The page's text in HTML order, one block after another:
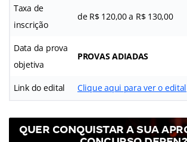
Taxa de
inscrição
de R$ 120,00 a R$ 130,00
Data da prova
objetiva
PROVAS ADIADAS
Link do edital Clique aqui para ver o edital
QUER CONQUISTAR A SUA